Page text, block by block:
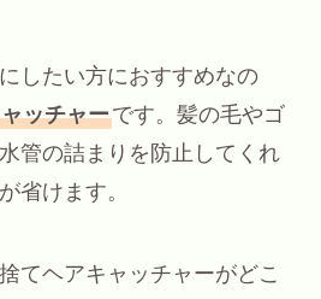
したい方におすすめなの
ッチャーです。髪の毛やゴ
管の詰まりを防止してくれ
省けます。
てヘアキャッチャーがどこ